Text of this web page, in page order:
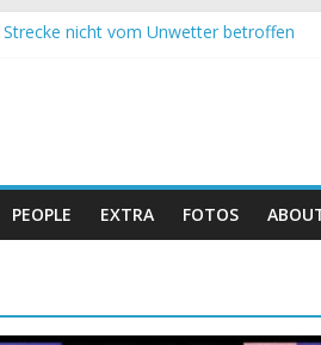
nicht vom Unwetter betroffen
Bike Race: Weltmeister Seewald führt
beim ersten XCO-Rennen der
PEOPLE EXTRA FOTOS